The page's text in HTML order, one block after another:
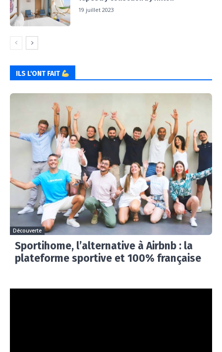
19 juillet 2023
ILS L'ONT FAIT
Découverte
Sportihome, l’alternative à Airbnb : la
plateforme sportive et 100% française